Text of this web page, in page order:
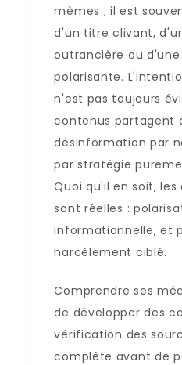
mèmes ; il est
d'un titre clivant,
outrancière ou
polarisante.
n'est pas toujours
contenus partagent
désinformation par
par stratégie
Quoi qu'il en soit, les
sont réelles :
informationnelle, et
harcèlement ciblé.
Comprendre ses
de développer des
vérification des
complète avant de